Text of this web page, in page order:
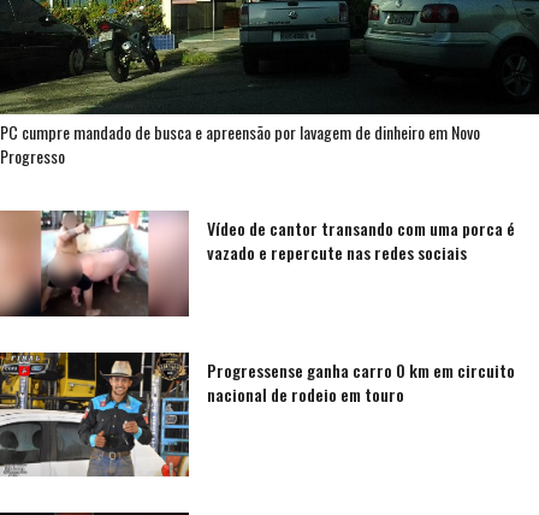
PC cumpre mandado de busca e apreensão por lavagem de dinheiro em Novo
Progresso
Vídeo de cantor transando com uma porca é
vazado e repercute nas redes sociais
Progressense ganha carro 0 km em circuito
nacional de rodeio em touro